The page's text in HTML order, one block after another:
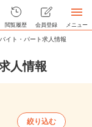
閲覧履歴 会員登録 メニュー
イト・パート求人情報
人情報
絞り込む